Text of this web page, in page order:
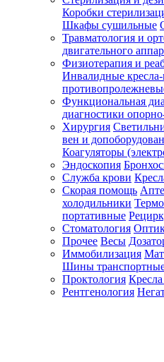
Зарегистрироваться
Зачем
регистрироваться?
Все
покупки
в
одном
месте
Личный
менеджер
Отслеживание
статуса
заказа
Коробки
Шкафы сушильные
Травматология и
двигательного
Физиотерапия и
Инвалидные кресла-
Функциональная
диагностики
Хирургия
вен и
Коагуляторы
Эндоскопия
Служба крови
Скорая помощь
холодильники
портативные
Стоматология
Прочее Весы
Иммобилизация
Шины
Проктология
Рентгенология